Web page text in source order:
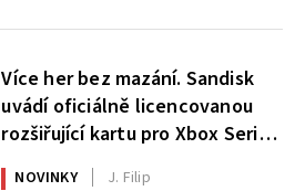
Více her bez mazání. Sandisk
uvádí oficiálně licencovanou
rozšiřující kartu pro Xbox Series
X|S
NOVINKY J. Filip